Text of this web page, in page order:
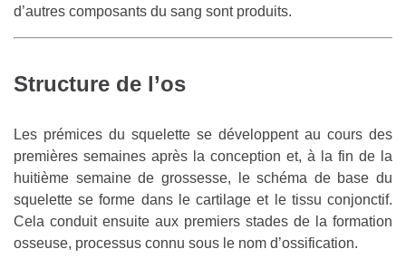
d’autres composants du sang sont produits.
Structure de l’os
Les prémices du squelette se développent au cours des
premières semaines après la conception et, à la fin de la
huitième semaine de grossesse, le schéma de base du
squelette se forme dans le cartilage et le tissu conjonctif.
Cela conduit ensuite aux premiers stades de la formation
osseuse, processus connu sous le nom d’ossification.